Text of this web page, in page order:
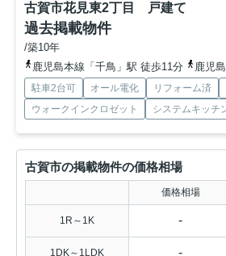
古賀市花見東2丁目 戸建て
過去掲載物件
/築10年
鹿児島本線「千鳥」駅 徒歩11分
鹿児島
駐車2台可 オール電化 リフォーム済
ウォークインクロゼット
システムキッチ
古賀市の掲載物件の価格相場
価格相場
1R～1K -
1DK～1LDK -